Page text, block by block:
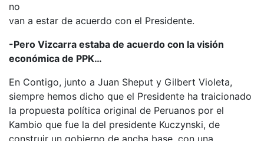
no
van a estar de acuerdo con el Presidente.
-Pero Vizcarra estaba de acuerdo con la visión
económica de PPK…
En Contigo, junto a Juan Sheput y Gilbert Violeta,
siempre hemos dicho que el Presidente ha traicionado
la propuesta política original de Peruanos por el
Kambio que fue la del presidente Kuczynski, de
construir un gobierno de ancha base, con una